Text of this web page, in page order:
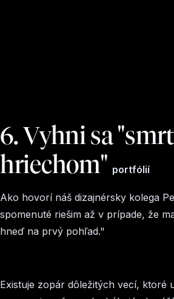
6. Vyhni sa
hriechom" portfólií
Ako hovorí náš dizajnérsky kolega
spomenuté riešim až v prípade, že
hneď na prvý pohľad."
Existuje zopár dôležitých vecí, ktoré